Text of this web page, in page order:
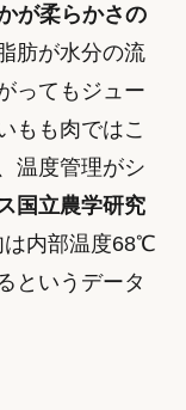
が柔らかさの
肪が水分の流
ってもジュー
もも肉ではこ
温度管理がシ
国立農学研究
は内部温度68℃
というデータ